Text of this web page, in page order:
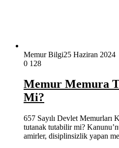
Memur Bilgi25 Haziran 2024
0 128
Memur Memura
Mi?
657 Sayılı Devlet Memurları
tutanak tutabilir mi?
amirler, disiplinsizlik yapan